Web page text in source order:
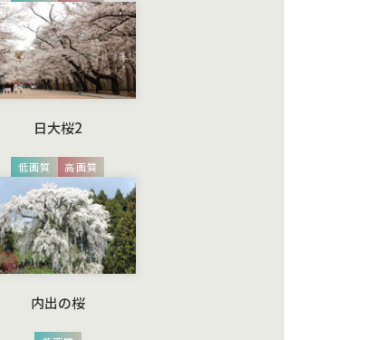
日大桜2
低画質 高画質
内出の桜